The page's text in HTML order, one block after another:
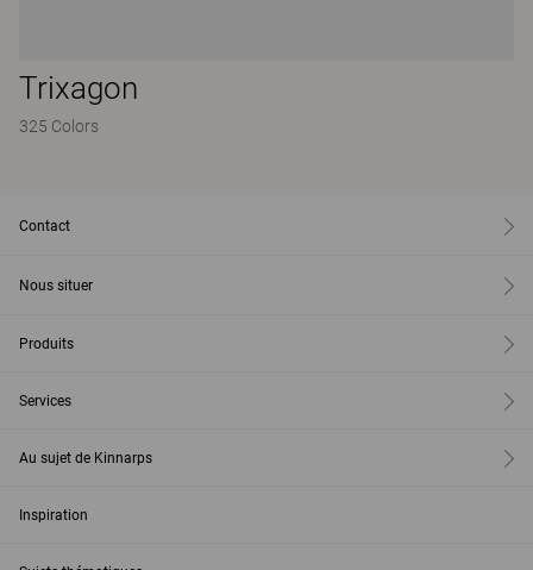
Trixagon
325 Colors
Contact
Nous situer
Produits
Services
Au sujet de Kinnarps
Inspiration